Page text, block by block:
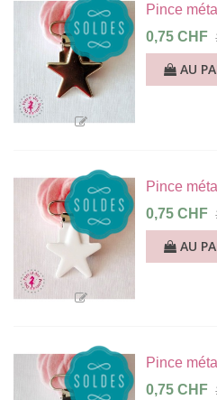
Pince
0,75 CHF
AU
Pince
0,75 CHF
AU
Pince
0,75 CHF